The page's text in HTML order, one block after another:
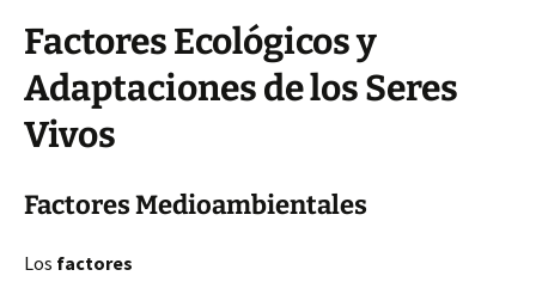
Factores Ecológicos y
Adaptaciones de los Seres
Vivos
Factores Medioambientales
Los factores